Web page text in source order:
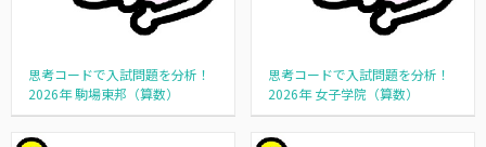
思考コードで入試問題を分析！
2026年 駒場東邦（算数）
思考コードで入試問題を分析！
2026年 女子学院（算数）